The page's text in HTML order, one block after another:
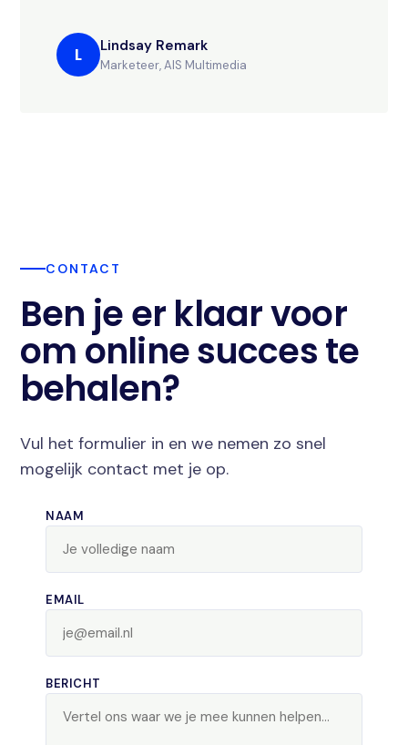
L Lindsay Remark
Marketeer, AIS Multimedia
CONTACT
Ben je er klaar voor
om online succes te
behalen?
Vul het formulier in en we nemen zo snel
mogelijk contact met je op.
NAAM
EMAIL
BERICHT